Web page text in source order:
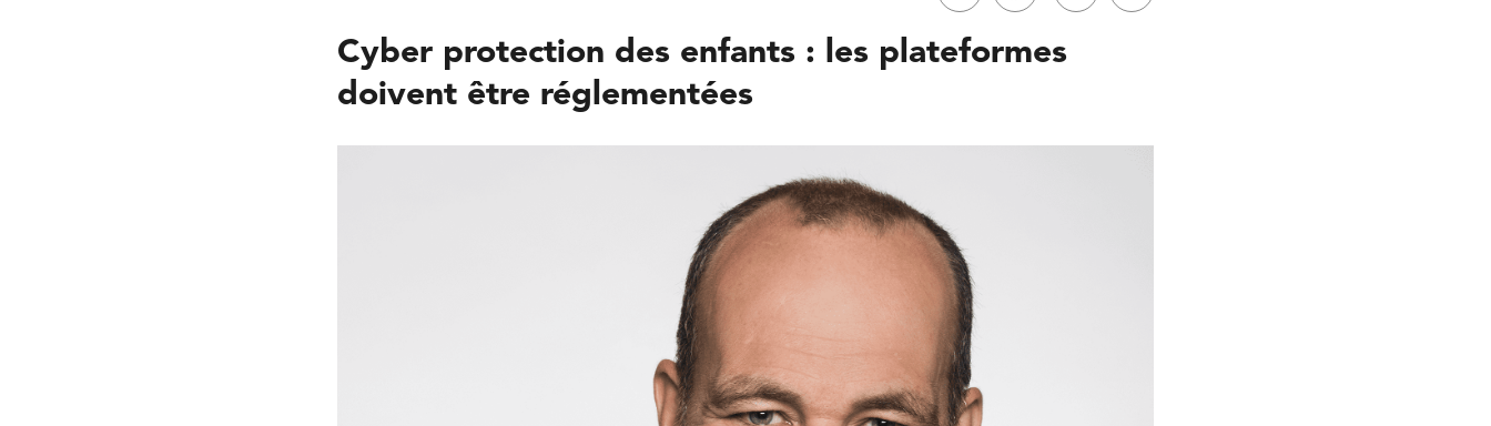
Cyber protection des enfants : les plateformes
doivent être réglementées